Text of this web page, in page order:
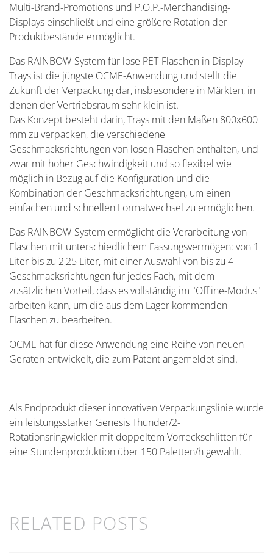
Multi-Brand-Promotions und P.O.P.-Merchandising-
Displays einschließt und eine größere Rotation der
Produktbestände ermöglicht.
Das RAINBOW-System für lose PET-Flaschen in Display-
Trays ist die jüngste OCME-Anwendung und stellt die
Zukunft der Verpackung dar, insbesondere in Märkten, in
denen der Vertriebsraum sehr klein ist.
Das Konzept besteht darin, Trays mit den Maßen 800x600
mm zu verpacken, die verschiedene
Geschmacksrichtungen von losen Flaschen enthalten, und
zwar mit hoher Geschwindigkeit und so flexibel wie
möglich in Bezug auf die Konfiguration und die
Kombination der Geschmacksrichtungen, um einen
einfachen und schnellen Formatwechsel zu ermöglichen.
Das RAINBOW-System ermöglicht die Verarbeitung von
Flaschen mit unterschiedlichem Fassungsvermögen: von 1
Liter bis zu 2,25 Liter, mit einer Auswahl von bis zu 4
Geschmacksrichtungen für jedes Fach, mit dem
zusätzlichen Vorteil, dass es vollständig im "Offline-Modus"
arbeiten kann, um die aus dem Lager kommenden
Flaschen zu bearbeiten.
OCME hat für diese Anwendung eine Reihe von neuen
Geräten entwickelt, die zum Patent angemeldet sind.
Als Endprodukt dieser innovativen Verpackungslinie wurde
ein leistungsstarker Genesis Thunder/2-
Rotationsringwickler mit doppeltem Vorreckschlitten für
eine Stundenproduktion über 150 Paletten/h gewählt.
RELATED POSTS